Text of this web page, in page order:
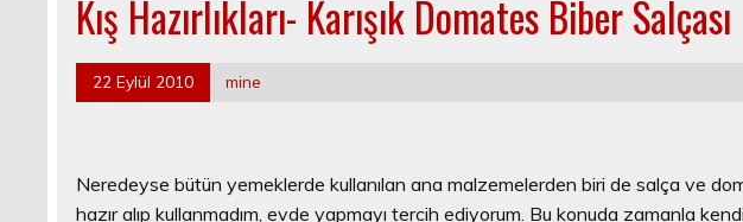
Kış Hazırlıkları- Karışık Domates Biber Salçası
22 Eylül 2010 mine
Neredeyse bütün yemeklerde kullanılan ana malzemelerden biri de salça ve
hazır alıp kullanmadım, evde yapmayı tercih ediyorum. Bu konuda zamanla